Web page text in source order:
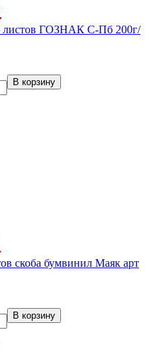
листов ГОЗНАК С-Пб 200г/
В корзину
скоба бумвинил Маяк арт
В корзину